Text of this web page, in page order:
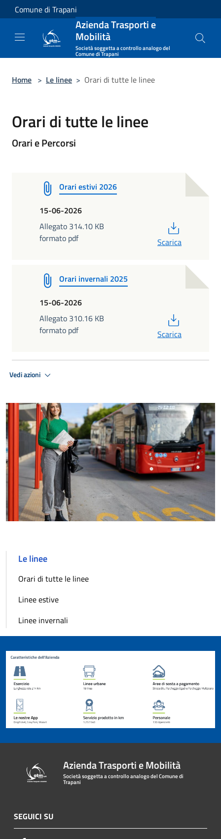
Salta al contenuto principale
Comune di Trapani
Azienda Trasporti e
Mobilità
Società soggetta a controllo analogo del
Comune di Trapani
Home > Le linee > Orari di tutte le linee
Orari di tutte le linee
Orari e Percorsi
Orari estivi 2026
15-06-2026
Allegato 314.10 KB
formato pdf
Scarica
Orari invernali 2025
15-06-2026
Allegato 310.16 KB
formato pdf
Scarica
Vedi azioni
Le linee
Orari di tutte le linee
Linee estive
Linee invernali
Azienda Trasporti e Mobilità
Società soggetta a controllo analogo del Comune di
Trapani
SEGUICI SU